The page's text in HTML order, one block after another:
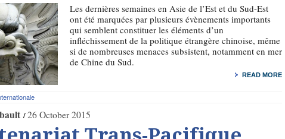
Les dernières semaines en Asie de l’Est et du Sud-Est
ont été marquées par plusieurs évènements importants
qui semblent constituer les éléments d’un
infléchissement de la politique étrangère chinoise, même
si de nombreuses menaces subsistent, notamment en mer
de Chine du Sud.
READ MORE
26 October 2015